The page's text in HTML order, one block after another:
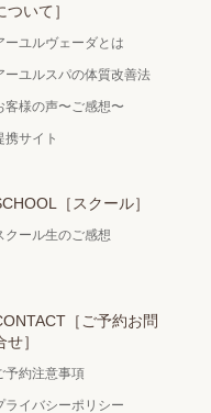
ついて］
ーユルヴェーダとは
ーユルスパの体質改善法
客様の声〜ご感想〜
携サイト
［スクール］
クール生のご感想
［ご予約お問
せ］
予約注意事項
ライバシーポリシー